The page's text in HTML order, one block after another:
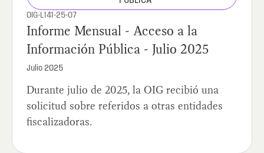
OIG-L141-25-07
Informe Mensual - Acceso a la
Información Pública - Julio 2025
Julio 2025
Durante julio de 2025, la OIG recibió una
solicitud sobre referidos a otras entidades
fiscalizadoras.